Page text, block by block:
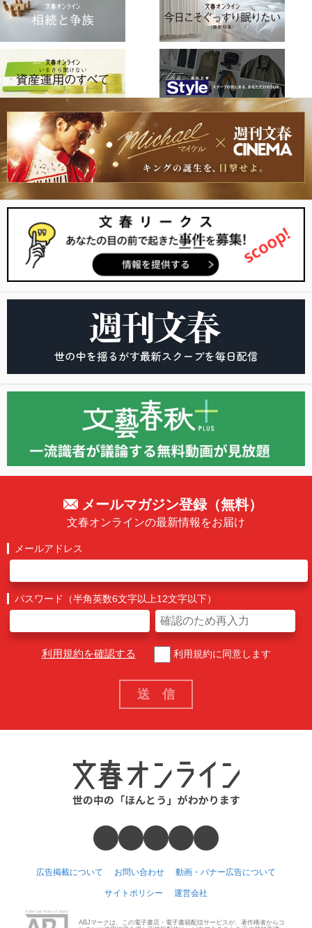
メールマガジン登録（無料）
文春オンラインの最新情報をお届け
メールアドレス
パスワード（半角英数6文字以上12文字以下）
利用規約を確認する 利用規約に同意します
広告掲載について お問い合わせ 動画・バナー広告について
サイトポリシー 運営会社
ABJマークは、この電子書店・電子書籍配信サービスが、著作権者からコ